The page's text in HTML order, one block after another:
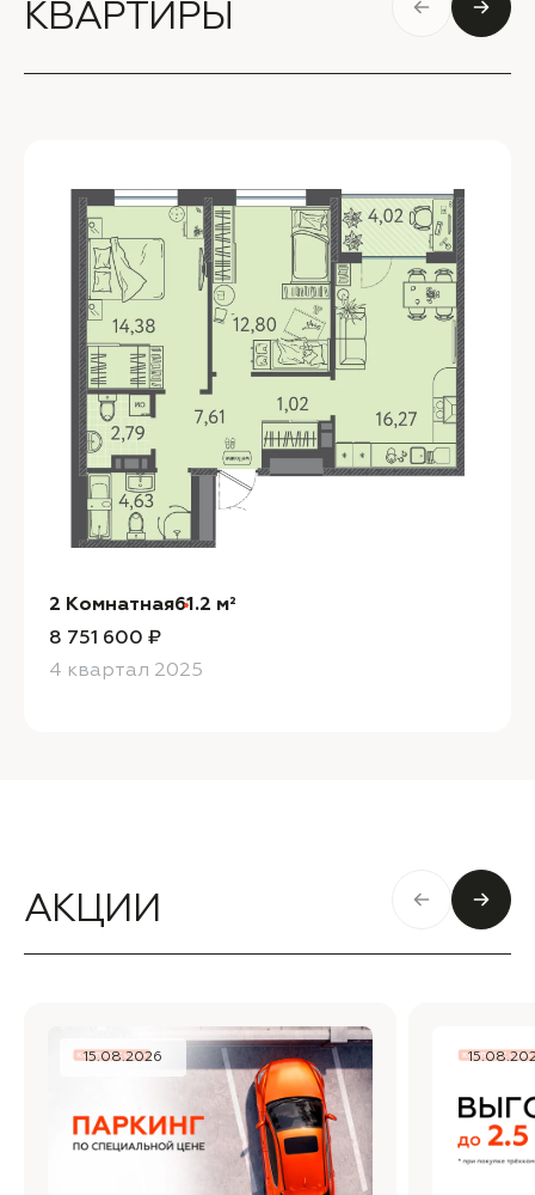
КВАРТИРЫ
2 Комнатная61.2 м²
8 751 600 ₽
4 квартал 2025
АКЦИИ
15.08.2026